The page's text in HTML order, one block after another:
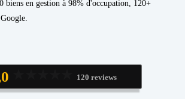
biens en gestion à 98% d'occupation, 120+
120 reviews